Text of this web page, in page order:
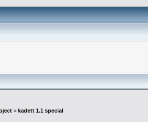
> kadett 1.1 special